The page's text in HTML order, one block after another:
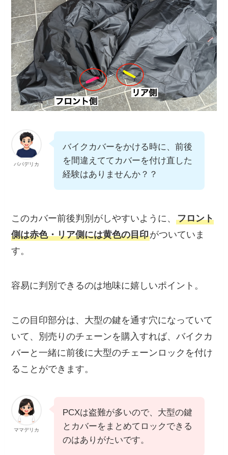
パパデリカ
バイクカバーをかける時に、前後
を間違えててカバーを付け直した
経験はありませんか？？
このカバー前後判別がしやすいように、フロント
側は赤色・リア側には黄色の目印がついていま
す。
容易に判別できるのは地味に嬉しいポイント。
この目印部分は、大型の鍵を通す穴になっていて
いて、別売りのチェーンを購入すれば、バイクカ
バーと一緒に前後に大型のチェーンロックを付け
ることができます。
ママデリカ
PCXは盗難が多いので、大型の鍵
とカバーをまとめてロックできる
のはありがたいです。